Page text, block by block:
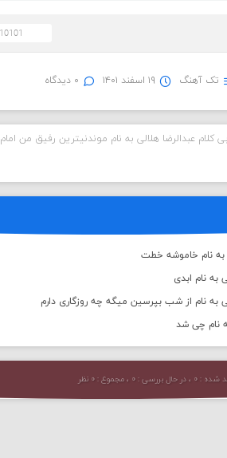
تک آهنگ ۱۹ اسفند ۱۴۰۱ ۰ دیدگاه
کلام عبدالرضا هلالی به نام موندنیترین رفیق من امام
به نام خاموشه خطت
نام ابدی
به نام از شب بپرسین میگه چه روزگاری دارم
نام چی شد
در حال بررسی : ۰ ، مجموع : ۰ نظر